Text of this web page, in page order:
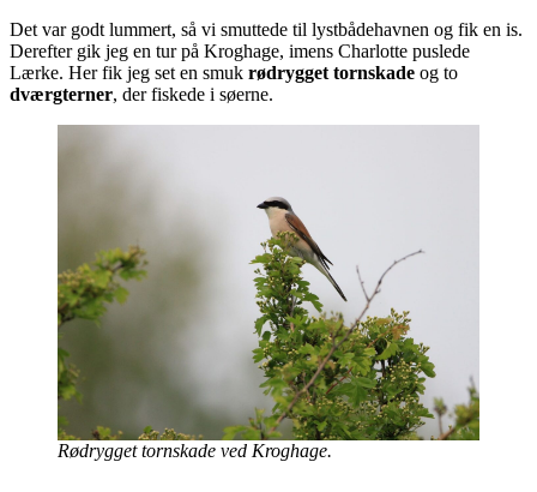
Det var godt lummert, så vi smuttede til lystbådehavnen og fik en is.
Derefter gik jeg en tur på Kroghage, imens Charlotte puslede
Lærke. Her fik jeg set en smuk rødrygget tornskade og to
dværgterner, der fiskede i søerne.
Rødrygget tornskade ved Kroghage.